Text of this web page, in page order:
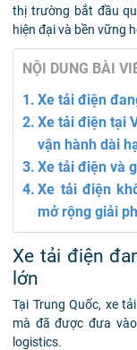
thị trường bắt đầu
hiện đại và bền vững
NỘI DUNG BÀI
Xe tải điện
Xe tải điện tại
vận hành dài
Xe tải điện và
Xe tải điện
mở rộng giải
Xe tải điện
lớn
Tại Trung Quốc, xe
mà đã được đưa
logistics.